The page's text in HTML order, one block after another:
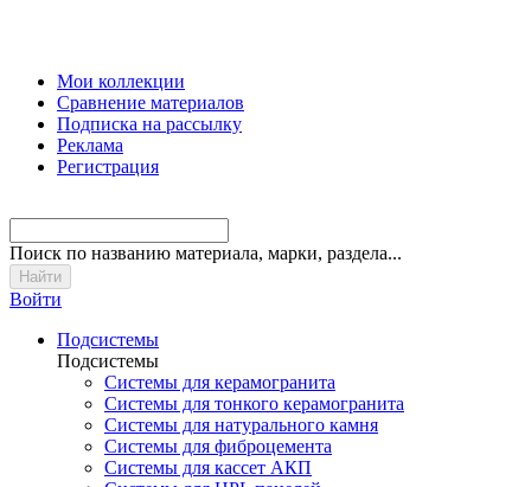
Мои коллекции
Сравнение материалов
Подписка на рассылку
Реклама
Регистрация
Поиск по названию материала, марки, раздела...
Войти
Подсистемы
Подсистемы
Системы для керамогранита
Системы для тонкого керамогранита
Системы для натурального камня
Системы для фиброцемента
Системы для кассет АКП